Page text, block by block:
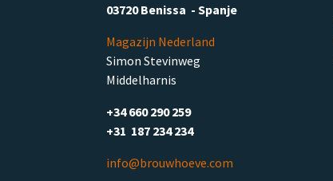
03720 Benissa - Spanje
Magazijn Nederland
Simon Stevinweg
Middelharnis
+34 660 290 259
+31 187 234 234
info@brouwhoeve.com